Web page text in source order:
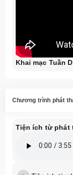
Khai mạc Tuần
Chương trình phát
Tiện ích từ phát